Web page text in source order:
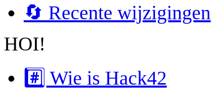
🔄 Recente wijzigingen
HOI!
#️⃣ Wie is Hack42